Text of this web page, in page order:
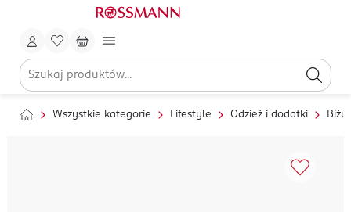
Wszystkie kategorie Lifestyle Odzież i dodatki